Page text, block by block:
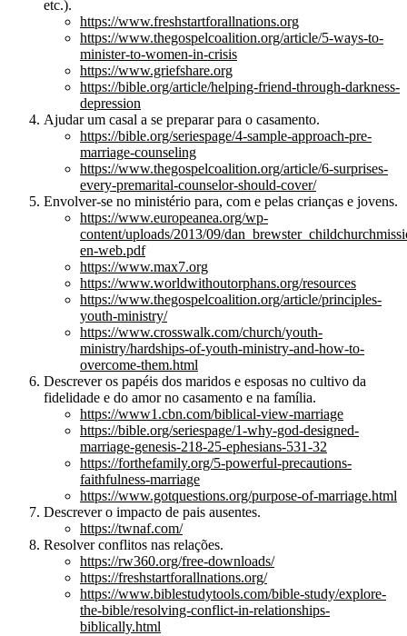
etc.).
https://www.freshstartforallnations.org
https://www.thegospelcoalition.org/article/5-ways-to-
minister-to-women-in-crisis
https://www.griefshare.org
https://bible.org/article/helping-friend-through-darkness-
depression
Ajudar um casal a se preparar para o casamento.
https://bible.org/seriespage/4-sample-approach-pre-
marriage-counseling
https://www.thegospelcoalition.org/article/6-surprises-
every-premarital-counselor-should-cover/
Envolver-se no ministério para, com e pelas crianças e jovens.
https://www.europeanea.org/wp-
content/uploads/2013/09/
en-web.pdf
https://www.max7.org
https://www.worldwithoutorphans.org/resources
https://www.thegospelcoalition.org/article/principles-
youth-ministry/
https://www.crosswalk.com/church/youth-
ministry/hardships-of-youth-ministry-and-how-to-
overcome-them.html
Descrever os papéis dos maridos e esposas no cultivo da
fidelidade e do amor no casamento e na família.
https://www1.cbn.com/biblical-view-marriage
https://bible.org/seriespage/1-why-god-designed-
marriage-genesis-218-25-ephesians-531-32
https://forthefamily.org/5-powerful-precautions-
faithfulness-marriage
https://www.gotquestions.org/purpose-of-marriage.html
Descrever o impacto de pais ausentes.
https://twnaf.com/
Resolver conflitos nas relações.
https://rw360.org/free-downloads/
https://freshstartforallnations.org/
https://www.biblestudytools.com/bible-study/explore-
the-bible/resolving-conflict-in-relationships-
biblically.html